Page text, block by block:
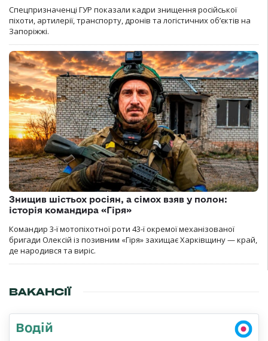
Спецпризначенці ГУР показали кадри знищення російської
піхоти, артилерії, транспорту, дронів та логістичних об’єктів на
Запоріжжі.
Знищив шістьох росіян, а сімох взяв у полон:
історія командира «Гіря»
Командир 3-ї мотопіхотної роти 43-ї окремої механізованої
бригади Олексій із позивним «Гіря» захищає Харківщину — край,
де народився та виріс.
ВАКАНСІЇ
Водій